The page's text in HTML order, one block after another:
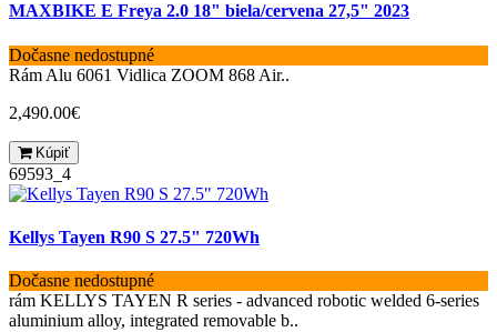
MAXBIKE E Freya 2.0 18" biela/cervena 27,5" 2023
Dočasne nedostupné
Rám Alu 6061 Vidlica ZOOM 868 Air..
2,490.00€
Kúpiť
69593_4
Kellys Tayen R90 S 27.5" 720Wh
Dočasne nedostupné
rám KELLYS TAYEN R series - advanced robotic welded 6-series
aluminium alloy, integrated removable b..